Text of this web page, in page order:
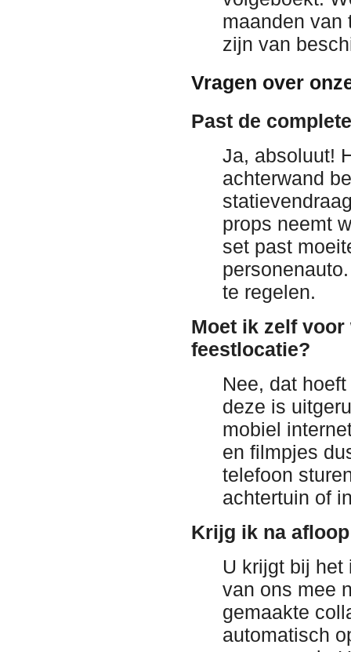
maanden van
zijn van
Vragen over
Past de
Ja, absoluut!
achterwand
props neemt
set past
te regelen.
Moet ik zelf
feestlocatie?
Nee, dat
deze is
mobiel
en filmpjes
telefoon
achtertuin of
Krijg ik na
U krijgt bij het
van ons mee
gemaakte
automatisch